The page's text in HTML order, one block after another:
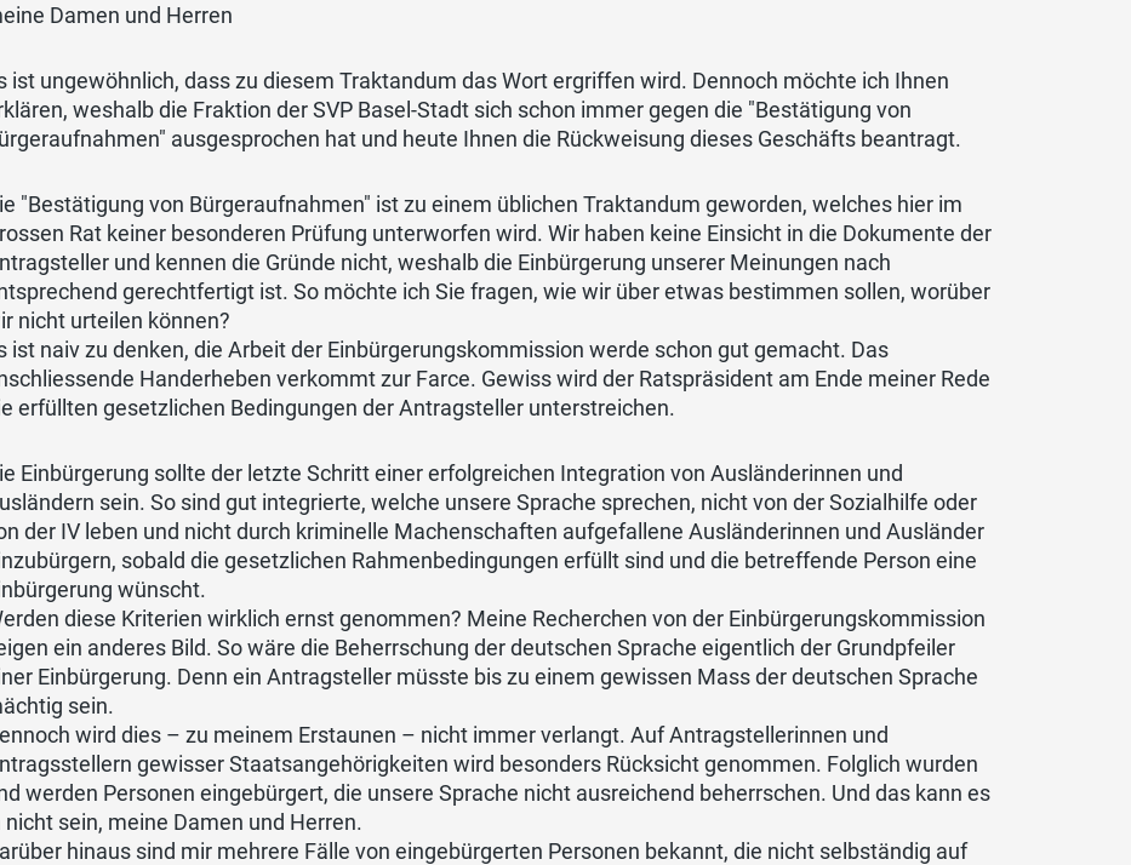
Damen und Herren
ist ungewöhnlich, dass zu diesem Traktandum das Wort ergriffen wird. Dennoch möchte ich Ihnen
weshalb die Fraktion der SVP Basel-Stadt sich schon immer gegen die "Bestätigung von
ausgesprochen hat und heute Ihnen die Rückweisung dieses Geschäfts beantragt.
"Bestätigung von Bürgeraufnahmen" ist zu einem üblichen Traktandum geworden, welches hier im
Rat keiner besonderen Prüfung unterworfen wird. Wir haben keine Einsicht in die Dokumente der
und kennen die Gründe nicht, weshalb die Einbürgerung unserer Meinungen nach
gerechtfertigt ist. So möchte ich Sie fragen, wie wir über etwas bestimmen sollen, worüber
nicht urteilen können?
ist naiv zu denken, die Arbeit der Einbürgerungskommission werde schon gut gemacht. Das
Handerheben verkommt zur Farce. Gewiss wird der Ratspräsident am Ende meiner Rede
erfüllten gesetzlichen Bedingungen der Antragsteller unterstreichen.
Einbürgerung sollte der letzte Schritt einer erfolgreichen Integration von Ausländerinnen und
sein. So sind gut integrierte, welche unsere Sprache sprechen, nicht von der Sozialhilfe oder
der IV leben und nicht durch kriminelle Machenschaften aufgefallene Ausländerinnen und Ausländer
sobald die gesetzlichen Rahmenbedingungen erfüllt sind und die betreffende Person eine
wünscht.
diese Kriterien wirklich ernst genommen? Meine Recherchen von der Einbürgerungskommission
ein anderes Bild. So wäre die Beherrschung der deutschen Sprache eigentlich der Grundpfeiler
Einbürgerung. Denn ein Antragsteller müsste bis zu einem gewissen Mass der deutschen Sprache
sein.
wird dies – zu meinem Erstaunen – nicht immer verlangt. Auf Antragstellerinnen und
gewisser Staatsangehörigkeiten wird besonders Rücksicht genommen. Folglich wurden
werden Personen eingebürgert, die unsere Sprache nicht ausreichend beherrschen. Und das kann es
nicht sein, meine Damen und Herren.
hinaus sind mir mehrere Fälle von eingebürgerten Personen bekannt, die nicht selbständig auf